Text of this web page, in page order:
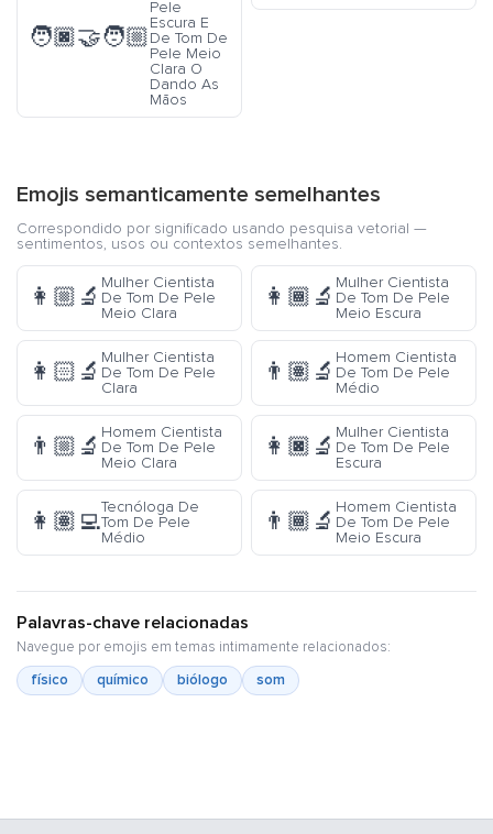
🧑🏿‍🤝‍🧑🏼
Pele
Escura E
De Tom De
Pele Meio
Clara O
Dando As
Mãos
Emojis semanticamente semelhantes
Correspondido por significado usando pesquisa vetorial —
sentimentos, usos ou contextos semelhantes.
👩🏼‍🔬
Mulher Cientista
De Tom De Pele
Meio Clara
👩🏾‍🔬
Mulher Cientista
De Tom De Pele
Meio Escura
👩🏻‍🔬
Mulher Cientista
De Tom De Pele
Clara
👨🏽‍🔬
Homem Cientista
De Tom De Pele
Médio
👨🏼‍🔬
Homem Cientista
De Tom De Pele
Meio Clara
👩🏿‍🔬
Mulher Cientista
De Tom De Pele
Escura
👩🏽‍💻
Tecnóloga De
Tom De Pele
Médio
👨🏾‍🔬
Homem Cientista
De Tom De Pele
Meio Escura
Palavras-chave relacionadas
Navegue por emojis em temas intimamente relacionados:
físico
químico biólogo som